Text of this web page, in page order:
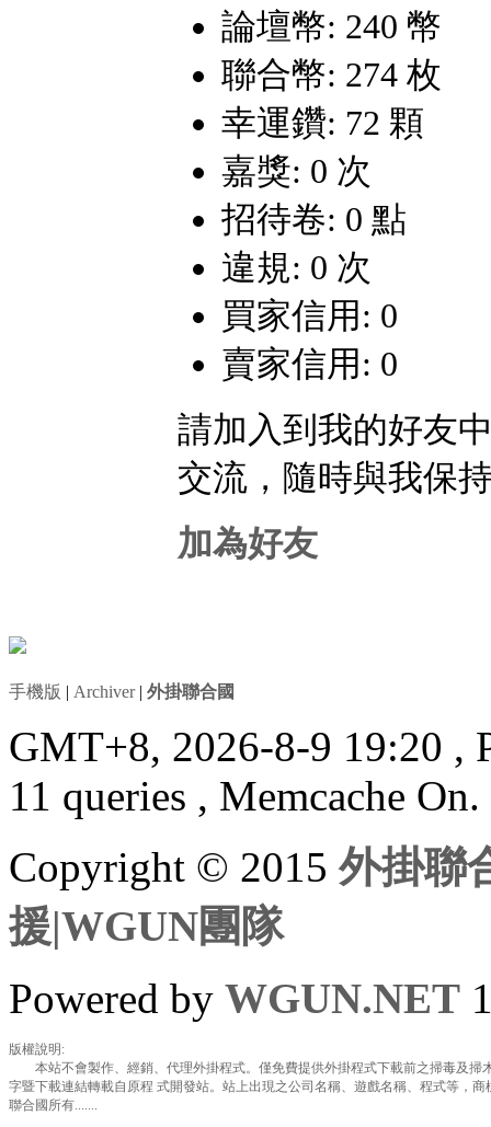
論壇幣: 240 幣
聯合幣: 274 枚
幸運鑽: 72 顆
嘉獎: 0 次
招待卷: 0 點
違規: 0 次
買家信用: 0
賣家信用: 0
請加入到我的好友
交流，隨時與我保
加為好友
手機版 | Archiver| 外掛聯合國
GMT+8, 2026-8-9 19:20 ,
11 queries , Memcache On.
Copyright © 2015外掛聯
援|WGUN團隊
Powered by WGUN.NET
版權說明:
本站不會製作、經銷、代理外掛程式。僅免費提供外掛程式下載前之掃毒及掃
字暨下載連結轉載自原程 式開發站。站上出現之公司名稱、遊戲名稱、程式等，
聯合國所有.......